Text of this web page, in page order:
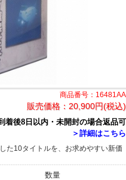
商品番号：16481AA
販売価格： 20,900円(税込)
着後8日以内・未開封の場合返品可
＞詳細はこちら
た10タイトルを、お求めやすい新価
数量